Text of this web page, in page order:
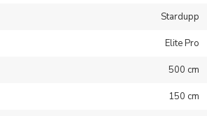
Stardupp
Elite Pro
500 cm
150 cm